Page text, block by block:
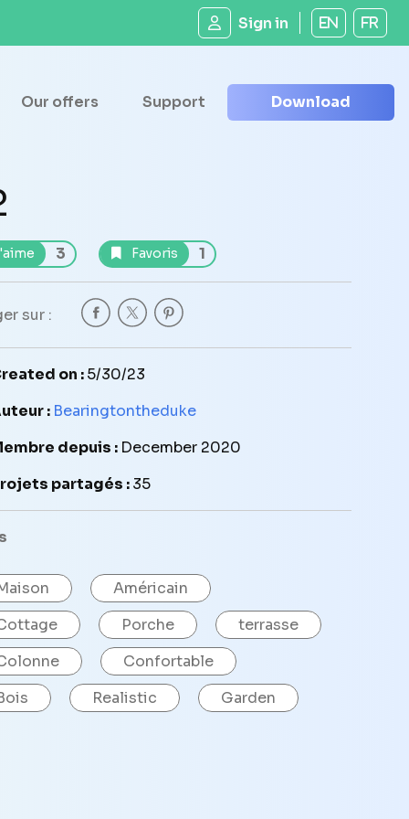
Sign in EN FR
Our offers Support Download
3 Favoris 1
sur :
on :5/30/23
: Bearingtontheduke
depuis : December 2020
partagés :35
Américain
Porche
terrasse
Confortable
Realistic Garden